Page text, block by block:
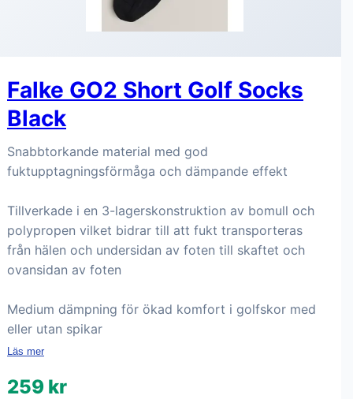
Falke GO2 Short Golf Socks
Black
Snabbtorkande material med god
fuktupptagningsförmåga och dämpande effekt
Tillverkade i en 3-lagerskonstruktion av bomull och
polypropen vilket bidrar till att fukt transporteras
från hälen och undersidan av foten till skaftet och
ovansidan av foten
Medium dämpning för ökad komfort i golfskor med
eller utan spikar
Läs mer
259 kr